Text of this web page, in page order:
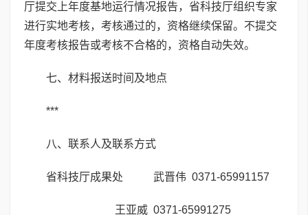
厅提交上年度基地运行情况报告，省科技厅组织专家
进行实地考核，考核通过的，资格继续保留。不提交
年度考核报告或考核不合格的，资格自动失效。
七、材料报送时间及地点
***
八、联系人及联系方式
省科技厅成果处 武晋伟 0371-65991157
王亚威 0371-65991275